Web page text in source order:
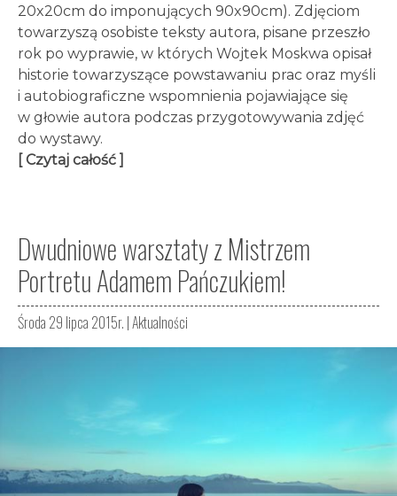
20x20cm do imponujących 90x90cm). Zdjęciom
towarzyszą osobiste teksty autora, pisane przeszło
rok po wyprawie, w których Wojtek Moskwa opisał
historie towarzyszące powstawaniu prac oraz myśli
i autobiograficzne wspomnienia pojawiające się
w głowie autora podczas przygotowywania zdjęć
do wystawy.
[ Czytaj całość ]
Dwudniowe warsztaty z Mistrzem
Portretu Adamem Pańczukiem!
Środa 29 lipca 2015r. |Aktualności